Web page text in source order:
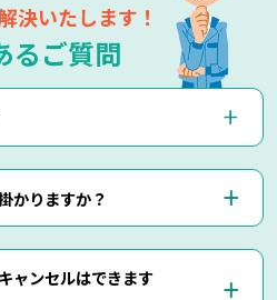
決いたします！
るご質問
ご予約が可能です。
細や回収物の詳細など、ご説明
りも可能でございます。
かりますか？
くださいませ。
ャンセルはできます